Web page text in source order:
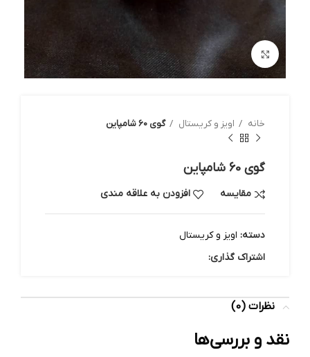
بزرگنمایی تصویر
خانه اویز و کریستال گوی 60 شامپاین
گوی 60 شامپاین
مقایسه افزودن به علاقه مندی
دسته: اویز و کریستال
اشتراک گذاری:
نظرات (0)
نقد و بررسی‌ها